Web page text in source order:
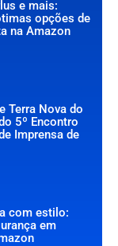
e mais:
opções de
na Amazon
Terra Nova do
5º Encontro
Imprensa de
com estilo:
em